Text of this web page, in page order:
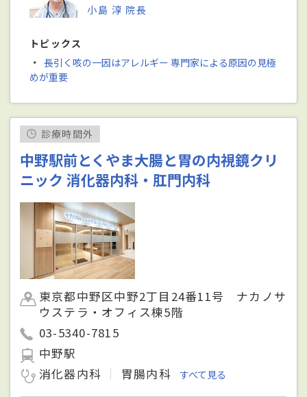
小島 淳 院長
トピックス
・ 長引く咳の一因はアレルギー 専門家による原因の見極
めが重要
診療時間外
中野駅前とくやま大腸と胃の内視鏡クリ
ニック 消化器内科・肛門内科
東京都中野区中野2丁目24番11号 ナカノサ
ウステラ・オフィス棟5階
03-5340-7815
中野駅
消化器内科
胃腸内科 すべて見る